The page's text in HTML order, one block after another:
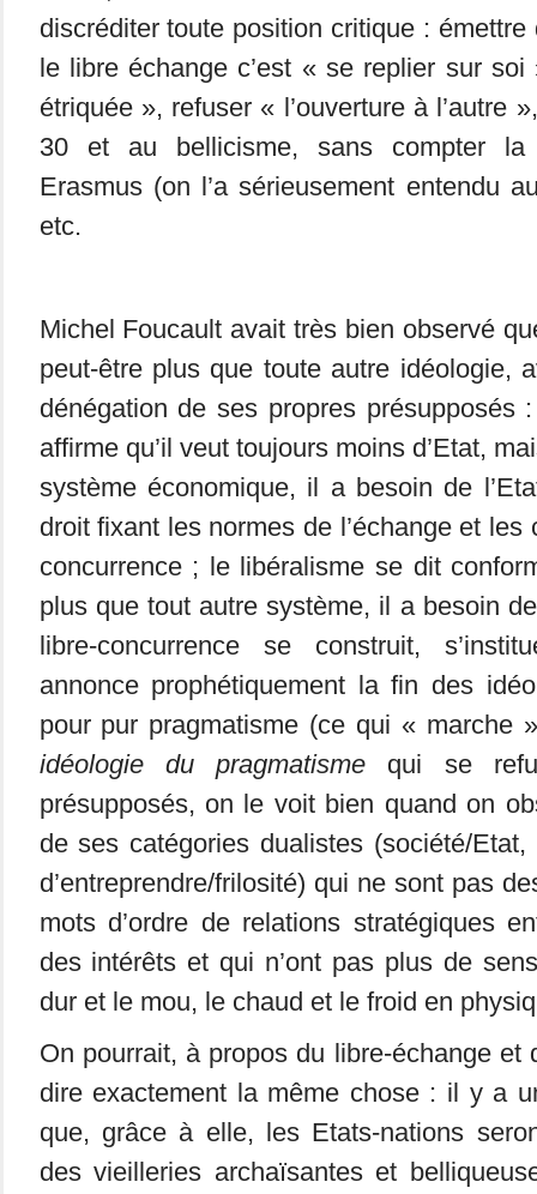
discréditer toute position critique :
le libre échange c’est « se replier sur
étriquée », refuser « l’ouverture à l’autre
30 et au bellicisme, sans compter la
Erasmus (on l’a sérieusement entendu
etc.
Michel Foucault avait très bien observé
peut-être plus que toute autre idéologie,
dénégation de ses propres présupposés
affirme qu’il veut toujours moins d’Etat,
système économique, il a besoin de
droit fixant les normes de l’échange et
concurrence ; le libéralisme se dit
plus que tout autre système, il a besoin
libre-concurrence se construit,
annonce prophétiquement la fin des
pour pur pragmatisme (ce qui « marche
idéologie du pragmatisme qui se
présupposés, on le voit bien quand on
de ses catégories dualistes (société/Etat,
d’entreprendre/frilosité) qui ne sont pas
mots d’ordre de relations stratégiques
des intérêts et qui n’ont pas plus de
dur et le mou, le chaud et le froid en
On pourrait, à propos du libre-échange et
dire exactement la même chose : il y a
que, grâce à elle, les Etats-nations
des vieilleries archaïsantes et